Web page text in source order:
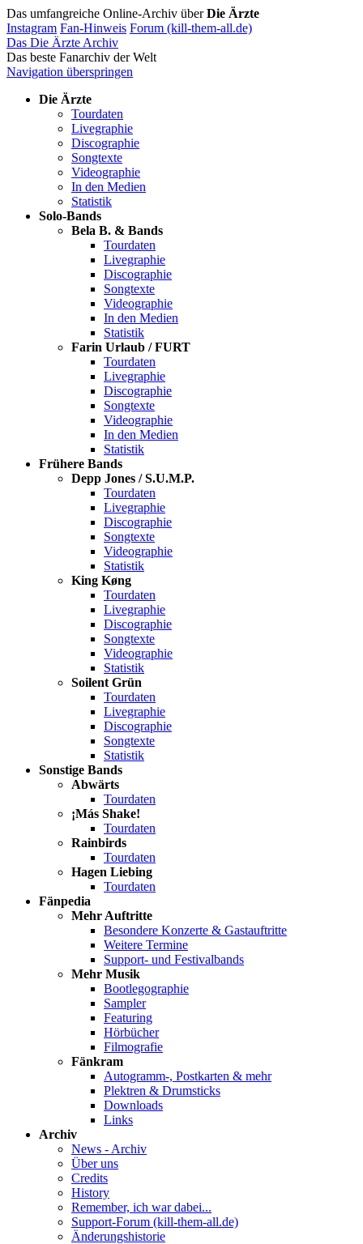
Das umfangreiche Online-Archiv überDie Ärzte
Instagram Fan-Hinweis Forum (kill-them-all.de)
Das Die Ärzte Archiv
Das beste Fanarchiv der Welt
Navigation überspringen
Die Ärzte
Tourdaten
Livegraphie
Discographie
Songtexte
Videographie
In den Medien
Statistik
Solo-Bands
Bela B. & Bands
Tourdaten
Livegraphie
Discographie
Songtexte
Videographie
In den Medien
Statistik
Farin Urlaub / FURT
Tourdaten
Livegraphie
Discographie
Songtexte
Videographie
In den Medien
Statistik
Frühere Bands
Depp Jones / S.U.M.P.
Tourdaten
Livegraphie
Discographie
Songtexte
Videographie
Statistik
King Køng
Tourdaten
Livegraphie
Discographie
Songtexte
Videographie
Statistik
Soilent Grün
Tourdaten
Livegraphie
Discographie
Songtexte
Statistik
Sonstige Bands
Abwärts
Tourdaten
¡Más Shake!
Tourdaten
Rainbirds
Tourdaten
Hagen Liebing
Tourdaten
Fänpedia
Mehr Auftritte
Besondere Konzerte & Gastauftritte
Weitere Termine
Support- und Festivalbands
Mehr Musik
Bootlegographie
Sampler
Featuring
Hörbücher
Filmografie
Fänkram
Autogramm-, Postkarten & mehr
Plektren & Drumsticks
Downloads
Links
Archiv
News - Archiv
Über uns
Credits
History
Remember, ich war dabei...
Support-Forum (kill-them-all.de)
Änderungshistorie